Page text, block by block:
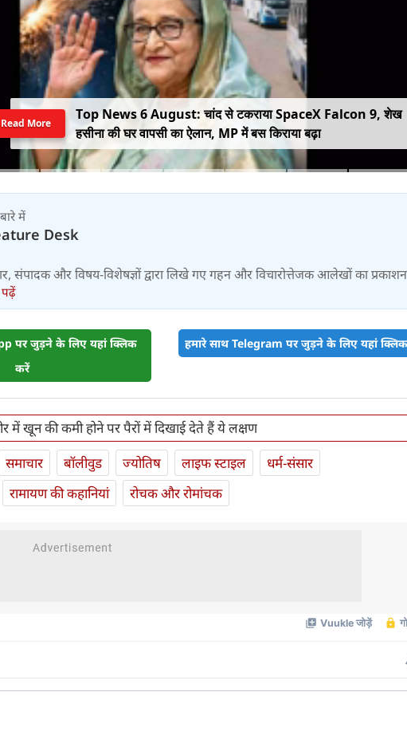
Top News 6 August: चांद से टकराया SpaceX Falcon 9, शेख
हसीना की घर वापसी का ऐलान, MP में बस किराया बढ़ा
Read More
में
Desk
संपादक और विषय-विशेषज्ञों द्वारा लिखे गए गहन और विचारोत्तेजक आलेखों का प्रकाशन
पर जुड़ने के लिए यहां क्लिक
करें
हमारे साथ Telegram पर जुड़ने के लिए यहां
में खून की कमी होने पर पैरों में दिखाई देते हैं ये लक्षण
समाचार बॉलीवुड ज्योतिष लाइफ स्‍टाइल
धर्म-संसार
रामायण की कहानियां रोचक और रोमांचक